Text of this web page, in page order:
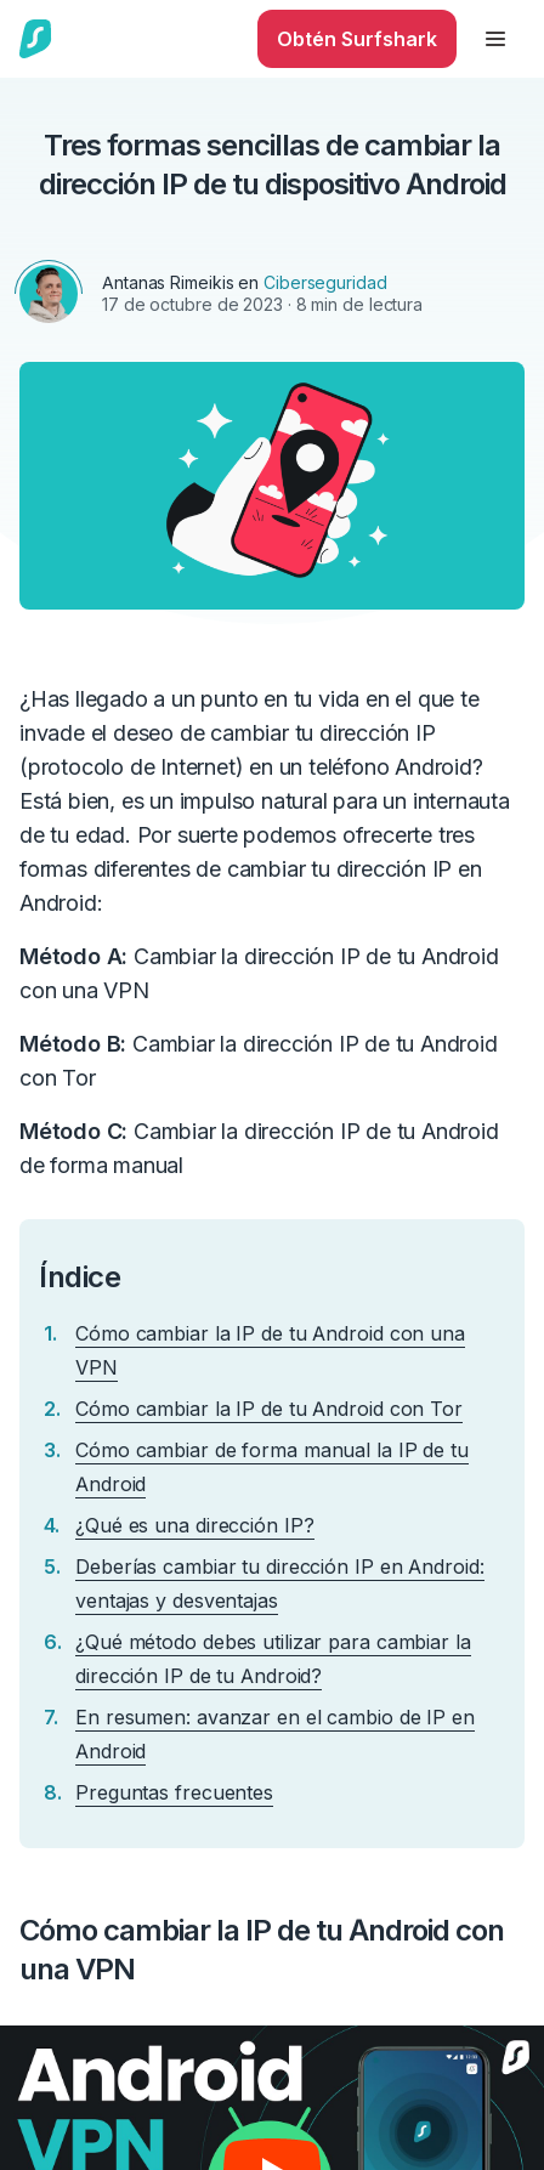
Obtén Surfshark
Tres formas sencillas de cambiar la
dirección IP de tu dispositivo Android
Antanas Rimeikis enCiberseguridad
17 de octubre de 2023 · 8 min de lectura
¿Has llegado a un punto en tu vida en el que te
invade el deseo de cambiar tu dirección IP
(protocolo de Internet) en unteléfono Android?
Está bien, es un impulso natural para un internauta
de tu edad. Por suerte podemos ofrecerte tres
formas diferentes de cambiar tu dirección IP en
Android:
Método A: Cambiar la dirección IP de tu Android
con una VPN
Método B: Cambiar la dirección IP de tu Android
con Tor
Método C: Cambiar la dirección IP de tu Android
de forma manual
Índice
Cómo cambiar la IP de tu Android con una
VPN
Cómo cambiar la IP de tu Android con Tor
Cómo cambiar de forma manual la IP de tu
Android
¿Qué es una dirección IP?
Deberías cambiar tu dirección IP en Android:
ventajas y desventajas
¿Qué método debes utilizar para cambiar la
dirección IP de tu Android?
En resumen: avanzar en el cambio de IP en
Android
Preguntas frecuentes
Cómo cambiar la IP de tu Android con
una VPN